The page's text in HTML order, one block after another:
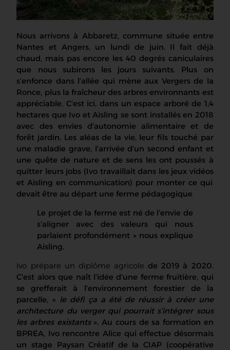
Nous arrivons à Abbaretz, commune située entre
Nantes et Angers, un lundi de juin. Il fait déjà
chaud, mais pas encore les 40 degrés caniculaires
que nous subirons les jours suivants. Plus on
s’enfonce dans l’allée qui mène aux Vergers de la
Ronce, plus la fraîcheur des arbres environnants est
appréciable. C’est ici, dans un espace arboré de 1,4
hectares que Ivo et Aisling se sont installés en 2018
avec des envies d’autonomie alimentaire et de
forêt jardin. Les aléas de la vie, leur fils touché par
une maladie grave, l’arrivée d’un second enfant et
une quête de nature et de sens les ont poussés à
quitter leurs jobs (Ivo travaillait dans les jeux vidéos
et Aisling en communication) pour monter ce qui
devait être au départ une ferme pédagogique
Le projet de la ferme est né de l’envie de
s’aligner avec des valeurs qui nous
parlaient profondément » nous explique
Aisling.
Ivo prépare un diplôme agricole de 2019 à 2020.
C’est alors que naît l’idée d’une ferme fruitière, qui
se grefferait à l’environnement forestier de la
parcelle, « le défi ça a été de réussir à créer une
architecture du verger qui pourrait s’intégrer sous
les arbres existants ». Au cours de sa formation en
BPREA, Ivo rencontre Alice qui effectue désormais
un stage Paysan Créatif de la CIAP (coopérative